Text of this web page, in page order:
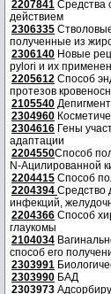
2207841 Средства
действием
2306335
полученные из
2306140 Новые
pylori и их
2205612 Способ
протезов
2105540
2304960
2304616 Гены
адаптации
2204550Способ
N-Ацилированной
2204415 Способ
2204394 Средство
инфекций,
2204366 Способ
глаукомы
2104034
способ его
2303991
2303990 БАД
2303973